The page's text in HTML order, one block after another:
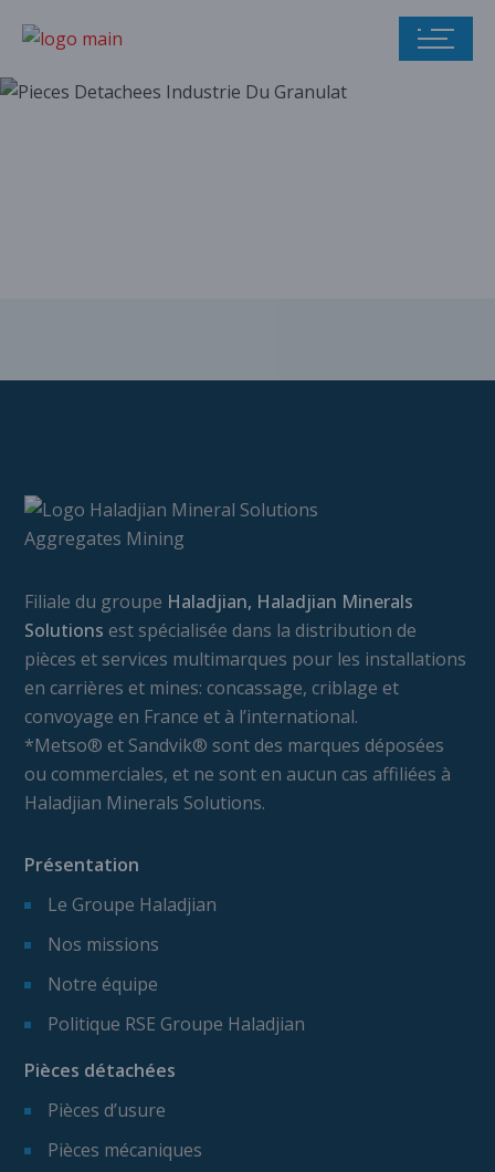
Filiale du groupe Haladjian, Haladjian Minerals
Solutions est spécialisée dans la distribution de
pièces et services multimarques pour les installations
en carrières et mines: concassage, criblage et
convoyage en France et à l’international.
*Metso® et Sandvik® sont des marques déposées
ou commerciales, et ne sont en aucun cas affiliées à
Haladjian Minerals Solutions.
Présentation
Le Groupe Haladjian
Nos missions
Notre équipe
Politique RSE Groupe Haladjian
Pièces détachées
Pièces d’usure
Pièces mécaniques